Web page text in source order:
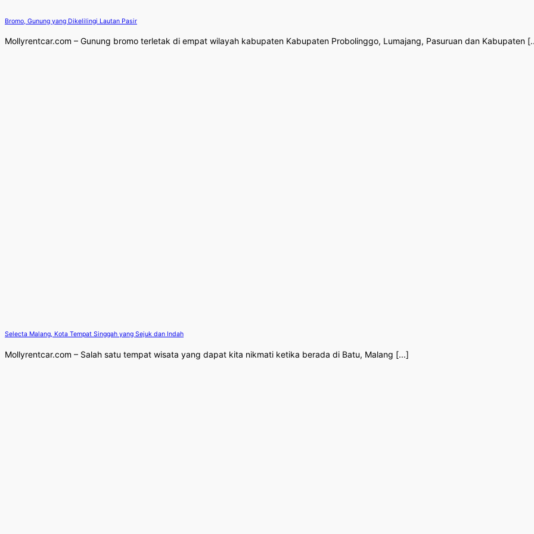
Bromo, Gunung yang Dikelilingi Lautan Pasir
Mollyrentcar.com – Gunung bromo terletak di empat wilayah kabupaten Kabupaten Probolinggo, Lumajang, Pasuruan dan Kabupaten
Selecta Malang, Kota Tempat Singgah yang Sejuk dan Indah
Mollyrentcar.com – Salah satu tempat wisata yang dapat kita nikmati ketika berada di Batu, Malang [...]